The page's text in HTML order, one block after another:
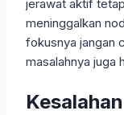
jerawat aktif
meninggalkan
fokusnya jangan
masalahnya juga